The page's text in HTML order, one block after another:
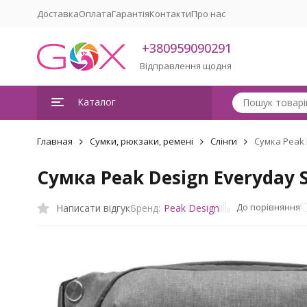
ДоставкаОплатаГарантіяКонтактиПро нас
+380959090291
Відправлення щодня
Каталог
Главная Сумки, рюкзаки, ремені Слінги Сумка Peak
Сумка Peak Design Everyday
Написати відгукБренд: Peak Design До порівняння